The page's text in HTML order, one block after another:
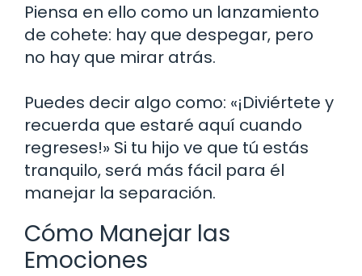
Piensa en ello como un lanzamiento
de cohete: hay que despegar, pero
no hay que mirar atrás.
Puedes decir algo como: «¡Diviértete y
recuerda que estaré aquí cuando
regreses!» Si tu hijo ve que tú estás
tranquilo, será más fácil para él
manejar la separación.
Cómo Manejar las
Emociones